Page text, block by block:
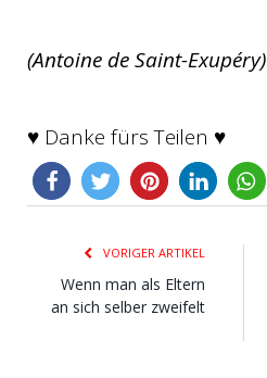
(Antoine de Saint-Exupéry)
♥ Danke fürs Teilen ♥
103
VORIGER ARTIKEL
Wenn man als Eltern
an sich selber zweifelt